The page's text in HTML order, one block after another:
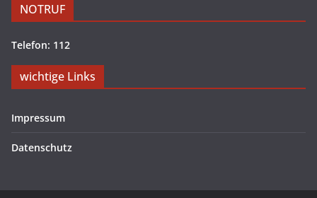
NOTRUF
Telefon: 112
wichtige Links
Impressum
Datenschutz